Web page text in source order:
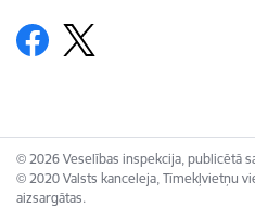
© 2026 Veselības inspekcija, publicētā
© 2020 Valsts kanceleja, Tīmekļvietņu
aizsargātas.